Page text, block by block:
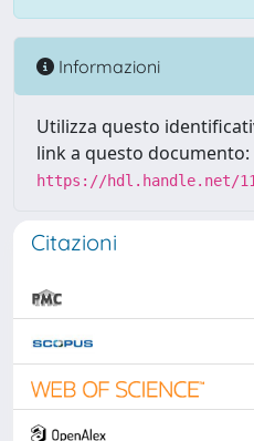
Informazioni
Utilizza questo
link a questo documento:
https://hdl.handle.net/
Citazioni